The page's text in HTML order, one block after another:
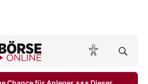
BÖRSE ONLINE lesen